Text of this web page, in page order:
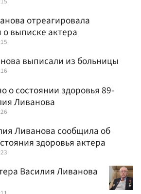
отреагировала
выписке актера
выписали из больницы
о состоянии здоровья 89-
Ливанова
Ливанова сообщила об
здоровья актера
Василия Ливанова